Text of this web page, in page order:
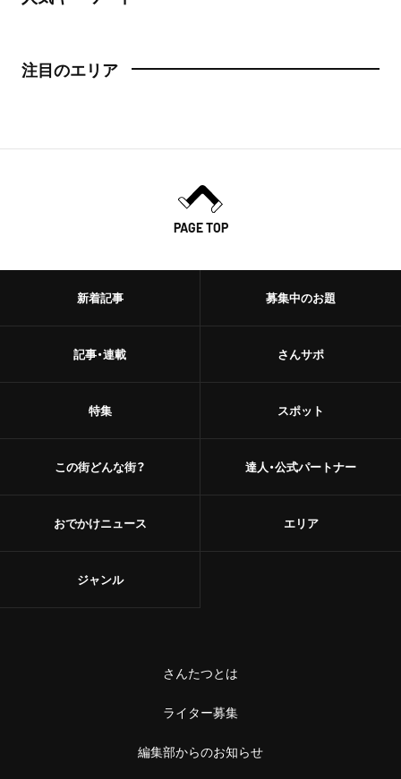
注目のエリア
PAGE TOP
新着記事
記事・連載
特集
この街どんな街？
おでかけニュース
募集中のお題
さんサポ
スポット
達人・公式パートナー
エリア
ジャンル
さんたつとは
ライター募集
編集部からのお知らせ